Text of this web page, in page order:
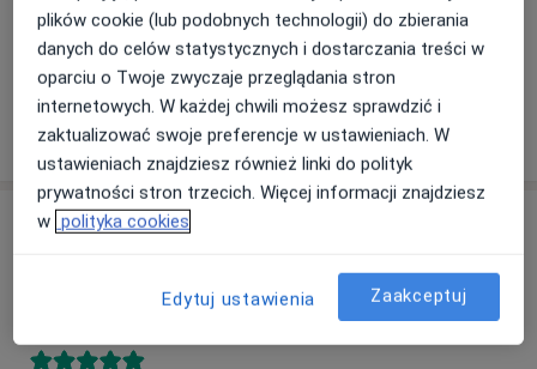
znaleźć innego specjalistę, który akceptuje Twoje
ubezpieczenie.
Szukaj specjalistów według ubezpieczenia
Opinie
Dodaj swoją opinię
plików cookie (lub podobnych technologii) do zbierania
danych do celów statystycznych i dostarczania treści w
oparciu o Twoje zwyczaje przeglądania stron
internetowych. W każdej chwili możesz sprawdzić i
zaktualizować swoje preferencje w ustawieniach. W
ustawieniach znajdziesz również linki do polityk
prywatności stron trzecich. Więcej informacji znajdziesz
w polityka cookies
Edytuj ustawienia Zaakceptuj